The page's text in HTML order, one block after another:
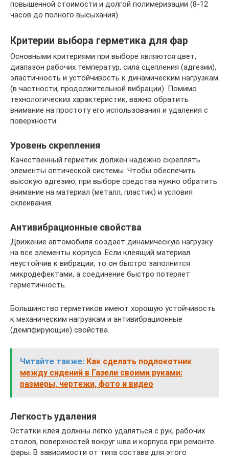
повышенной стоимости и долгой полимеризации (8-12
часов до полного высыхания).
Критерии выбора герметика для фар
Основными критериями при выборе являются цвет,
диапазон рабочих температур, сила сцепления (адгезии),
эластичность и устойчивость к динамическим нагрузкам
(в частности, продолжительной вибрации). Помимо
технологических характеристик, важно обратить
внимание на простоту его использования и удаления с
поверхности.
Уровень скрепления
Качественный герметик должен надежно скреплять
элементы оптической системы. Чтобы обеспечить
высокую адгезию, при выборе средства нужно обратить
внимание на материал (металл, пластик) и условия
склеивания.
Антивибрационные свойства
Движение автомобиля создает динамическую нагрузку
на все элементы корпуса. Если клеящий материал
неустойчив к вибрации, то он быстро заполнится
микродефектами, а соединение быстро потеряет
герметичность.
Большинство герметиков имеют хорошую устойчивость
к механическим нагрузкам и антивибрационные
(демпфирующие) свойства.
Читайте также: Как сделать подлокотник
между сидений в Газели своими руками:
размеры, чертежи, фото и видео
Легкость удаления
Остатки клея должны легко удаляться с рук, рабочих
столов, поверхностей вокруг шва и корпуса при ремонте
фары. В зависимости от типа состава для этого